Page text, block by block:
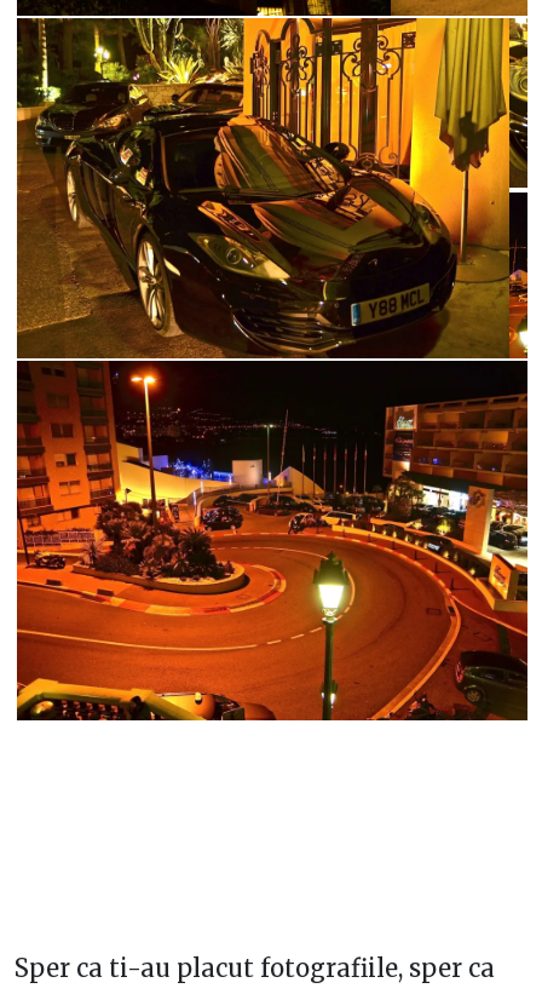
Sper ca ti-au placut fotografiile, sper ca